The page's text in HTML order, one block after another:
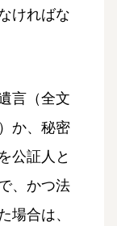
ければな
言（全文
か、秘密
公証人と
、かつ法
場合は、